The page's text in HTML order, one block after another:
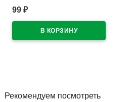
The Best) 12 цветов 2М,
арт.5022549
99 ₽
Рекомендуем посмотреть